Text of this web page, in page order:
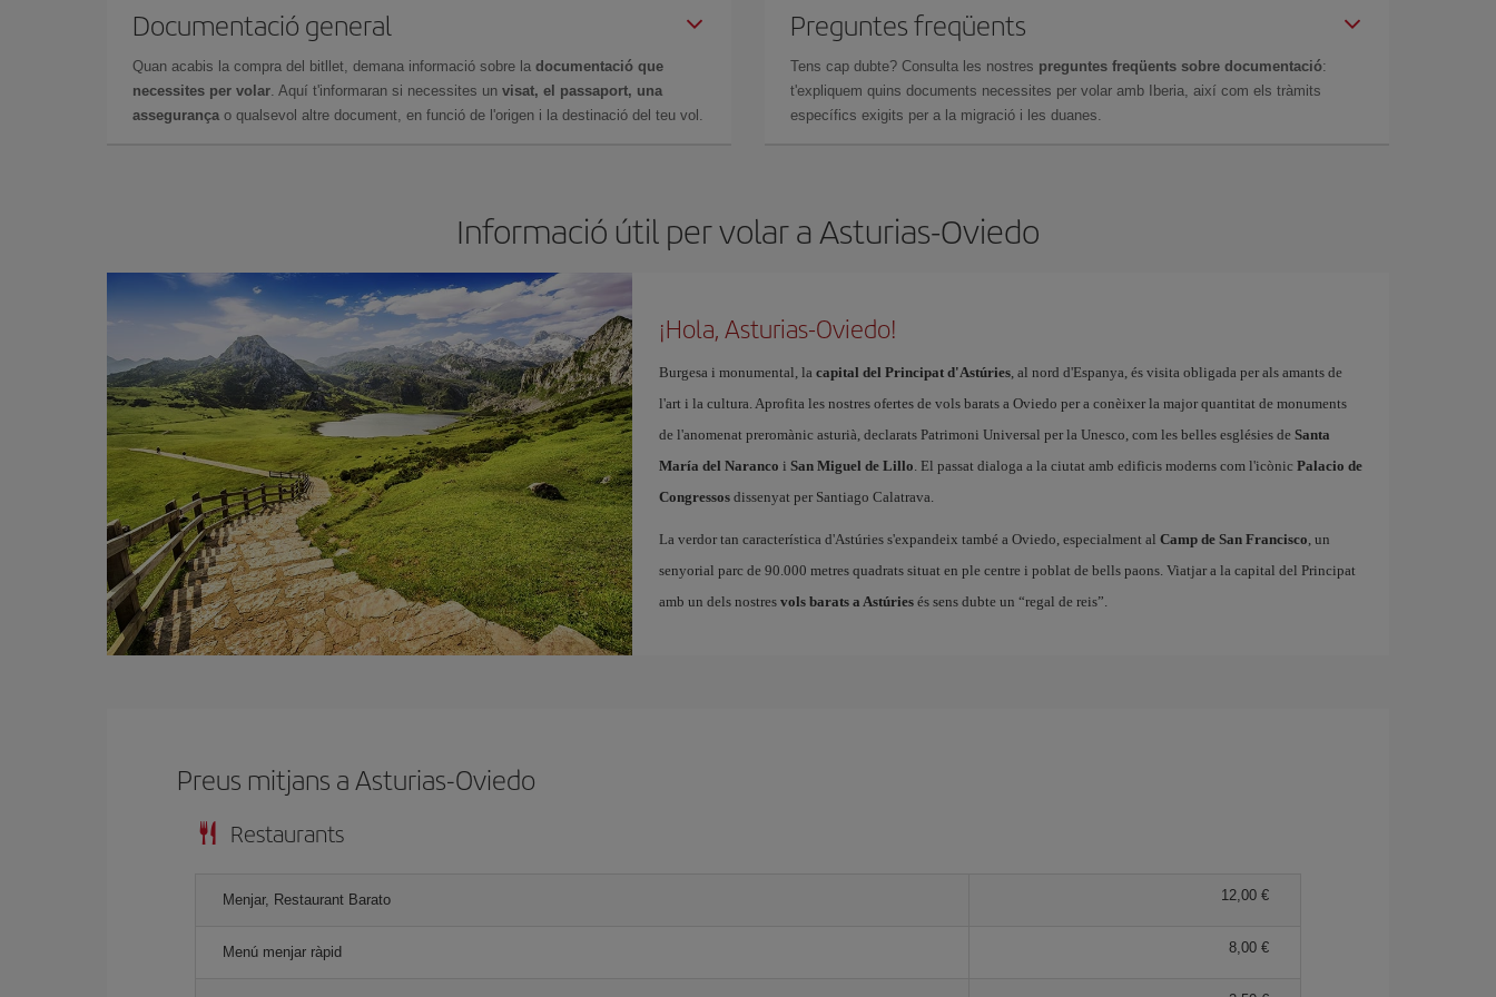
Documentació general
Quan acabis la compra del bitllet, demana informació sobre la documentació que
necessites per volar. Aquí t'informaran si necessites un visat, el passaport, una
assegurança o qualsevol altre document, en funció de l'origen i la destinació del teu vol.
Preguntes freqüents
Tens cap dubte? Consulta les nostres preguntes freqüents sobre documentació:
t'expliquem quins documents necessites per volar amb Iberia, així com els tràmits
específics exigits per a la migració i les duanes.
Informació útil per volar a Asturias-Oviedo
¡Hola, Asturias-Oviedo!
Burgesa i monumental, la capital del Principat d'Astúries, al nord d'Espanya, és visita obligada per als amants de
l'art i la cultura. Aprofita les nostres ofertes de vols barats a Oviedo per a conèixer la major quantitat de monuments
de l'anomenat preromànic asturià, declarats Patrimoni Universal per la Unesco, com les belles esglésies de Santa
María del Naranco i San Miguel de Lillo. El passat dialoga a la ciutat amb edificis moderns com l'icònic Palacio de
Congressosdissenyat per Santiago Calatrava.
La verdor tan característica d'Astúries s'expandeix també a Oviedo, especialment al Camp de San Francisco, un
senyorial parc de 90.000 metres quadrats situat en ple centre i poblat de bells paons. Viatjar a la capital del Principat
amb un dels nostres vols barats a Astúriesés sens dubte un “regal de reis”.
Preus mitjans a Asturias-Oviedo
Restaurants
Menjar, Restaurant Barato 12,00
Menú menjar ràpid 8,00